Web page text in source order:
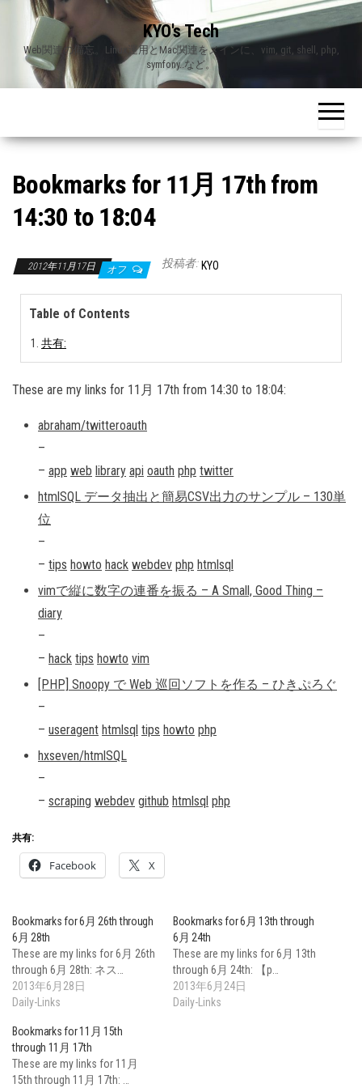
content
KYO's Tech
Web関連の備忘。Linux運用とMac関連をメインに、vim, git, shell, php,
symfony..など。
Bookmarks for 11月 17th from
14:30 to 18:04
2012年11月17日 オフ 投稿者: KYO
Table of Contents
共有:
These are my links for 11月 17th from 14:30 to 18:04:
abraham/twitteroauth
–
– app web library api oauth php twitter
htmlSQL データ抽出と簡易CSV出力のサンプル – 130単
位
–
– tips howto hack webdev php htmlsql
vimで縦に数字の連番を振る – A Small, Good Thing –
diary
–
– hack tips howto vim
[PHP] Snoopy で Web 巡回ソフトを作る – ひきぷろぐ
–
– useragent htmlsql tips howto php
hxseven/htmlSQL
–
– scraping webdev github htmlsql php
共有:
Facebook X
Bookmarks for 6月 26th through
6月 28th
These are my links for 6月 26th
through 6月 28th: ネス…
2013年6月28日
Daily-Links
Bookmarks for 6月 13th through
6月 24th
These are my links for 6月 13th
through 6月 24th: 【p…
2013年6月24日
Daily-Links
Bookmarks for 11月 15th
through 11月 17th
These are my links for 11月
15th through 11月 17th: …